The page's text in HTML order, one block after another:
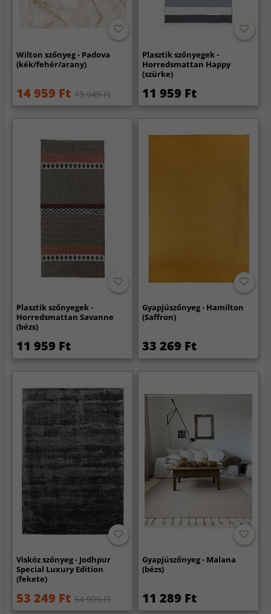
Wilton szőnyeg - Padova
(kék/fehér/arany)
14 959 Ft 19 949 Ft
Plasztik szőnyegek -
Horredsmattan Happy
(szürke)
11 959 Ft
Plasztik szőnyegek -
Horredsmattan Savanne
(bézs)
11 959 Ft
Gyapjúszőnyeg - Hamilton
(Saffron)
33 269 Ft
Viskóz szőnyeg - Jodhpur
Special Luxury Edition
(fekete)
53 249 Ft 64 909 Ft
Gyapjúszőnyeg - Malana
(bézs)
11 289 Ft